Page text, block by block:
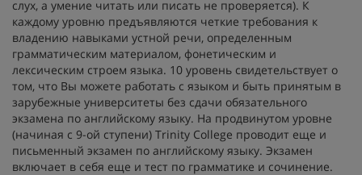
слух, а умение читать или писать не проверяется). К
каждому уровню предъявляются четкие требования к
владению навыками устной речи, определенным
грамматическим материалом, фонетическим и
лексическим строем языка. 10 уровень свидетельствует о
том, что Вы можете работать с языком и быть принятым в
зарубежные университеты без сдачи обязательного
экзамена по английскому языку. На продвинутом уровне
(начиная с 9-ой ступени) Trinity College проводит еще и
письменный экзамен по английскому языку. Экзамен
включает в себя еще и тест по грамматике и сочинение.